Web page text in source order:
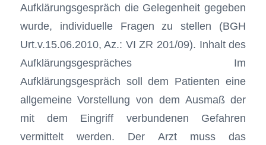
Aufklärungsgespräch die Gelegenheit gegeben
wurde, individuelle Fragen zu stellen (BGH
Urt.v.15.06.2010, Az.: VI ZR 201/09). Inhalt des
Aufklärungsgespräches Im
Aufklärungsgespräch soll dem Patienten eine
allgemeine Vorstellung von dem Ausmaß der
mit dem Eingriff verbundenen Gefahren
vermittelt werden. Der Arzt muss das